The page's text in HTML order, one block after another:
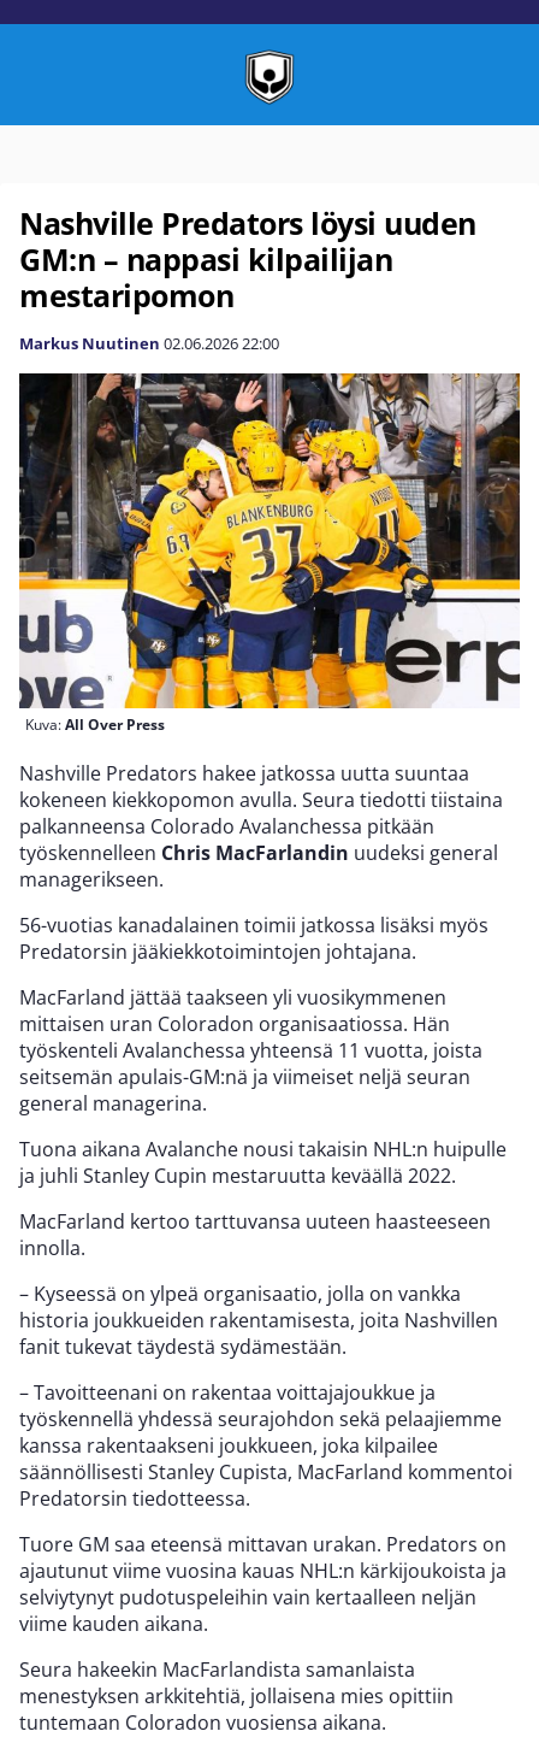
Nashville Predators löysi uuden
GM:n – nappasi kilpailijan
mestaripomon
Markus Nuutinen 02.06.202622:00
Kuva:All Over Press
Nashville Predators hakee jatkossa uutta suuntaa
kokeneen kiekkopomon avulla. Seura tiedotti tiistaina
palkanneensa Colorado Avalanchessa pitkään
työskennelleen Chris MacFarlandin uudeksi general
managerikseen.
56-vuotias kanadalainen toimii jatkossa lisäksi myös
Predatorsin jääkiekkotoimintojen johtajana.
MacFarland jättää taakseen yli vuosikymmenen
mittaisen uran Coloradon organisaatiossa. Hän
työskenteli Avalanchessa yhteensä 11 vuotta, joista
seitsemän apulais-GM:nä ja viimeiset neljä seuran
general managerina.
Tuona aikana Avalanche nousi takaisin NHL:n huipulle
ja juhli Stanley Cupin mestaruutta keväällä 2022.
MacFarland kertoo tarttuvansa uuteen haasteeseen
innolla.
– Kyseessä on ylpeä organisaatio, jolla on vankka
historia joukkueiden rakentamisesta, joita Nashvillen
fanit tukevat täydestä sydämestään.
– Tavoitteenani on rakentaa voittajajoukkue ja
työskennellä yhdessä seurajohdon sekä pelaajiemme
kanssa rakentaakseni joukkueen, joka kilpailee
säännöllisesti Stanley Cupista, MacFarland kommentoi
Predatorsin tiedotteessa.
Tuore GM saa eteensä mittavan urakan. Predators on
ajautunut viime vuosina kauas NHL:n kärkijoukoista ja
selviytynyt pudotuspeleihin vain kertaalleen neljän
viime kauden aikana.
Seura hakeekin MacFarlandista samanlaista
menestyksen arkkitehtiä, jollaisena mies opittiin
tuntemaan Coloradon vuosiensa aikana.